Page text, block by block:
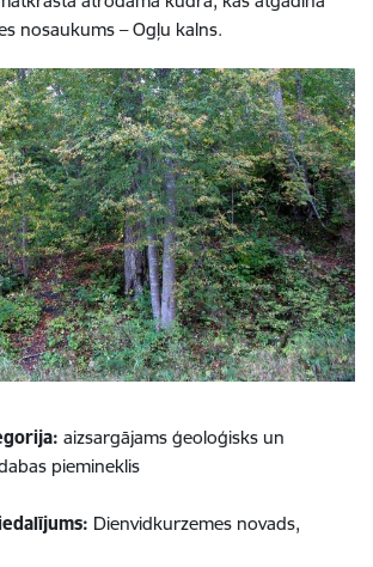
nosaukums – Ogļu kalns.
aizsargājams ģeoloģisks un
piemineklis
Dienvidkurzemes novads,